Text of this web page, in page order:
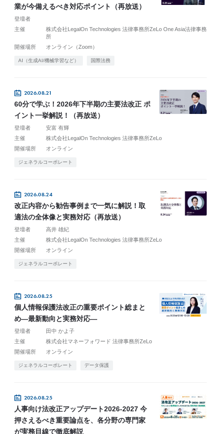
業が今備えるべき対応ポイント（再放送）
登壇者
主催
株式会社LegalOn Technologies 法律事務所ZeLo One Asia法律事務
所
開催場所
オンライン（Zoom）
AI（生成AI/機械学習など） 国際法務
2026.08.21
60分で学ぶ！2026年下半期の主要法改正 ポ
イント一挙解説！（再放送）
登壇者
安富 有輝
主催
株式会社LegalOn Technologies 法律事務所ZeLo
開催場所
オンライン
ジェネラルコーポレート
2026.08.24
改正内容から勧告事例まで一気に解説！取
適法の全体像と実務対応（再放送）
登壇者
高井 雄紀
主催
株式会社LegalOn Technologies 法律事務所ZeLo
開催場所
オンライン
ジェネラルコーポレート
2026.08.25
個人情報保護法改正の重要ポイント総まと
め―最新動向と実務対応―
登壇者
田中 かよ子
主催
株式会社マネーフォワード 法律事務所ZeLo
開催場所
オンライン
ジェネラルコーポレート データ保護
2026.08.25
人事向け法改正アップデート2026-2027 今
押さえるべき重要論点を、各分野の専門家
が実務目線で徹底解説